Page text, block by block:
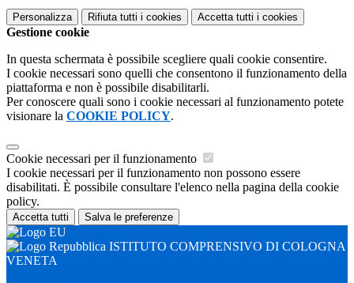
Personalizza Rifiuta tutti i cookies Accetta tutti i cookies
Gestione cookie
In questa schermata è possibile scegliere quali cookie consentire.
I cookie necessari sono quelli che consentono il funzionamento della
piattaforma e non è possibile disabilitarli.
Per conoscere quali sono i cookie necessari al funzionamento potete
visionare la COOKIE POLICY.
Cookie necessari per il funzionamento
I cookie necessari per il funzionamento non possono essere
disabilitati. È possibile consultare l'elenco nella pagina della cookie
policy.
Accetta tutti Salva le preferenze
ISTITUTO COMPRENSIVO DI COLOGNA
VENETA